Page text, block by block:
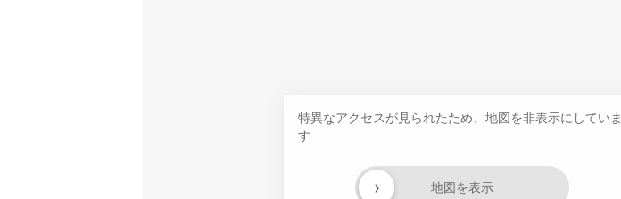
特異なアクセスが見られたため、地図を非表示にしていま
す
地図を表示
›